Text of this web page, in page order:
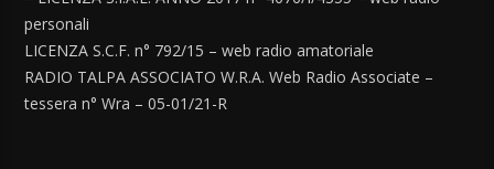
personali
LICENZA S.C.F. n° 792/15 – web radio amatoriale
RADIO TALPA ASSOCIATO W.R.A. Web Radio Associate –
tessera n° Wra – 05-01/21-R